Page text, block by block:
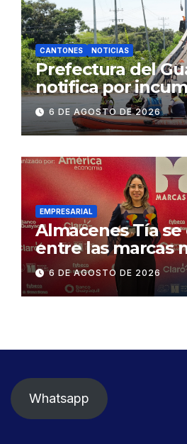
CANTONES NOTICIAS
Prefectura del
notifica por
contractual a la
Concesionaria
exige celeridad
desmontaje del
Gonzalo Icaza
Daule
6 DE AGOSTO DE 2026
EMPRESARIAL
Almacenes Tía
entre las marcas
influyentes del
6 DE AGOSTO DE 2026
Whatsapp